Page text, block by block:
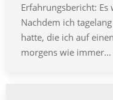
Erfahrungsbericht: Es
Nachdem ich
hatte, die ich auf
morgens wie immer…